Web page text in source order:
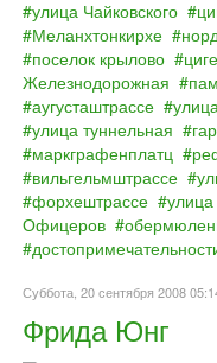
улица Чайковского
Меланхтонкирхе
поселок крылово
Железнодорожная
аугусташтрассе
улица туннельная
маркграфенплатц
вильгельмштрассе
форхештрассе
Офицеров
Суббота, 20 сентября 2008
Фрида Юнг